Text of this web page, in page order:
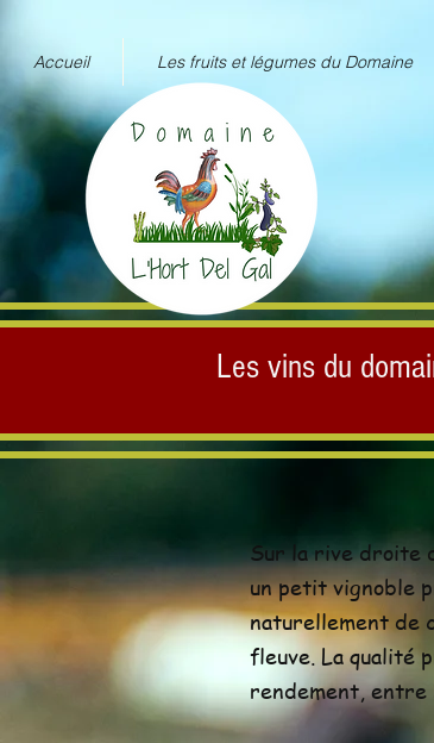
Accueil Les fruits et légumes du Domaine
Les vins du
Sur la rive droite
un petit vignoble
naturellement de
fleuve. La qualité
rendement, entre